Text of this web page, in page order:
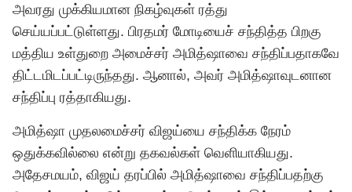
அவரது முக்கியமான நிகழ்வுகள் ரத்து
செய்யப்பட்டுள்ளது. பிரதமர் மோடியைச் சந்தித்த பிறகு
மத்திய உள்துறை அமைச்சர் அமித்ஷாவை சந்திப்பதாகவே
திட்டமிடப்பட்டிருந்தது. ஆனால், அவர் அமித்ஷாவுடனான
சந்திப்பு ரத்தாகியது.
அமித்ஷா முதலமைச்சர் விஜய்யை சந்திக்க நேரம்
ஒதுக்கவில்லை என்று தகவல்கள் வெளியாகியது.
அதேசமயம், விஜய் தரப்பில் அமித்ஷாவை சந்திப்பதற்கு